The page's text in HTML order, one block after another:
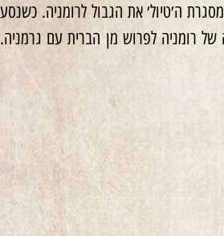
ה׳טיול׳ את הגבול לרומניה. כשנסע
רומניה לפרוש מן הברית עם גרמניה.